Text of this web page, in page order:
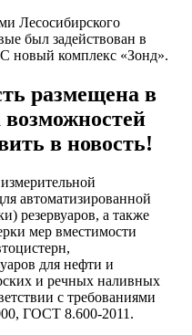
Лесосибирского
был задействован в
новый комплекс «Зонд».
размещена в
возможностей
в новость!
автоматизированной
резервуаров, а также
мер вместимости
для нефти и
и речных наливных
с требованиями
ГОСТ 8.600-2011.